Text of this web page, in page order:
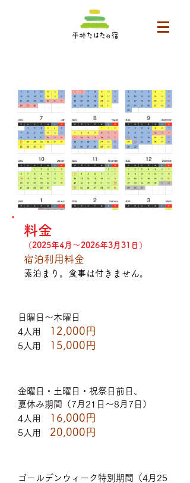
料金
（2025年4月〜2026年3月 ​31日 ）
宿泊利用料金
素泊まり。食事は付きません。
日曜日～木曜日
4人用
12,000円
5人用 15,000円
金曜日・土曜日・祝祭日前日、
夏休み期間（7月21日～8月7日）
4人用
16,000円
5人用 20,000円
ゴールデンウィーク特別期間（4月25